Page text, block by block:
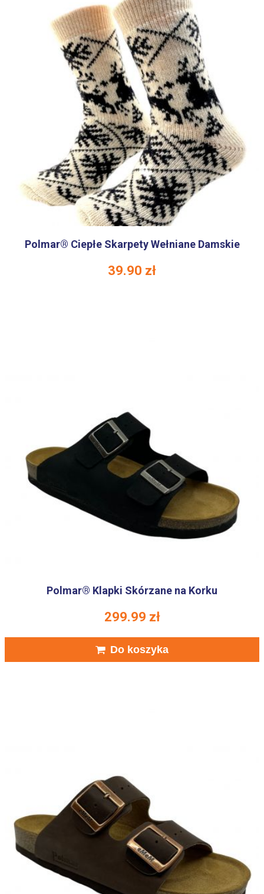
Polmar® Ciepłe Skarpety Wełniane Damskie
39.90 zł
Polmar® Klapki Skórzane na Korku
299.99 zł
Do koszyka